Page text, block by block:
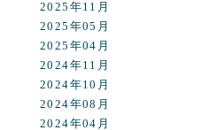
2025年11月
2025年05月
2025年04月
2024年11月
2024年10月
2024年08月
2024年04月